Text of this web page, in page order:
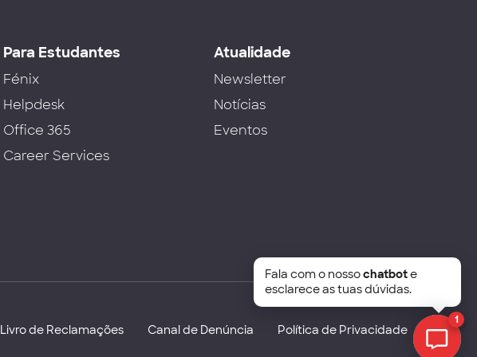
Para Estudantes
Fénix
Helpdesk
Office 365
Career Services
Atualidade
Newsletter
Notícias
Eventos
Livro de Reclamações Canal de Denúncia Política de Privacidade
1
Fala com o nossochatbote
esclarece as tuas dúvidas.